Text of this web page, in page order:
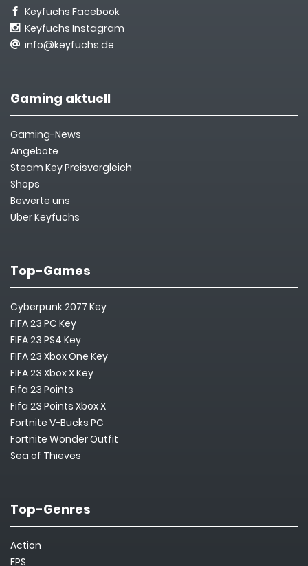
Keyfuchs Facebook
Keyfuchs Instagram
info@keyfuchs.de
Gaming aktuell
Gaming-News
Angebote
Steam Key Preisvergleich
Shops
Bewerte uns
Über Keyfuchs
Top-Games
Cyberpunk 2077 Key
FIFA 23 PC Key
FIFA 23 PS4 Key
FIFA 23 Xbox One Key
FIFA 23 Xbox X Key
Fifa 23 Points
Fifa 23 Points Xbox X
Fortnite V-Bucks PC
Fortnite Wonder Outfit
Sea of Thieves
Top-Genres
Action
FPS